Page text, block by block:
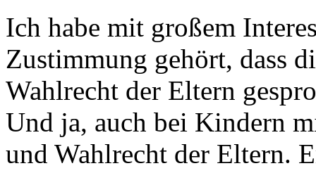
Ich habe mit großem
Zustimmung gehört, dass
Wahlrecht der Eltern
Und ja, auch bei Kindern
und Wahlrecht der Eltern.